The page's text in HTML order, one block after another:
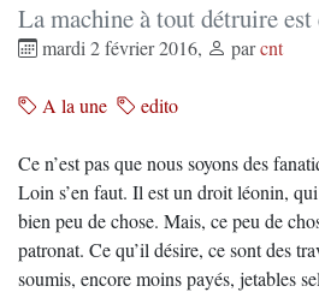
La machine à tout détruire est
mardi 2 février 2016, parcnt
A la une edito
Ce n’est pas que nous soyons des
Loin s’en faut. Il est un droit léonin,
bien peu de chose. Mais, ce peu de
patronat. Ce qu’il désire, ce sont des
soumis, encore moins payés, jetables